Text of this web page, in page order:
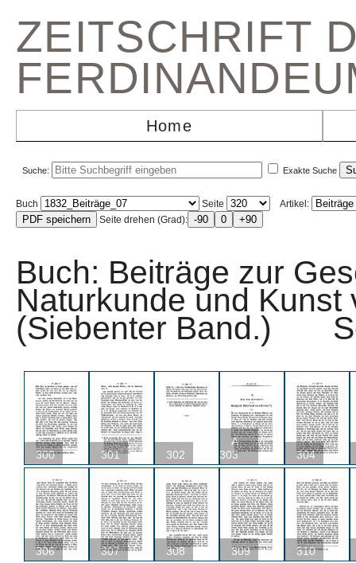
ZEITSCHRIFT
Home
Suche: Exakte Suche
Buch Seite
Artikel:
Seite drehen (Grad):
Buch: Beiträge zur
Naturkunde und Kunst
(Siebenter Band.)
300 301 302
A
303
304
306 307 308 309 310